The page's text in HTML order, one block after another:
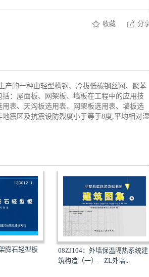
收藏 分
的一种由轻型槽钢、冷拔低碳钢丝网、聚苯
：屋面板、网架板、墙板在工程中的应用技
表、天沟板选用表、网架板选用表、墙板选
震区及抗震设防烈度小于等于8度,平均相对湿
膨石轻型板
08ZJ104：外墙保温隔热系统建
筑构造（一）—ZL外墙...